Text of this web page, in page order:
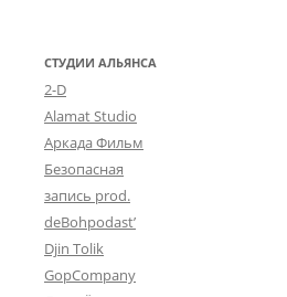
СТУДИИ АЛЬЯНСА
2-D
Alamat Studio
Аркада Фильм
Безопасная
запись prod.
deBohpodast’
Djin Tolik
GopCompany